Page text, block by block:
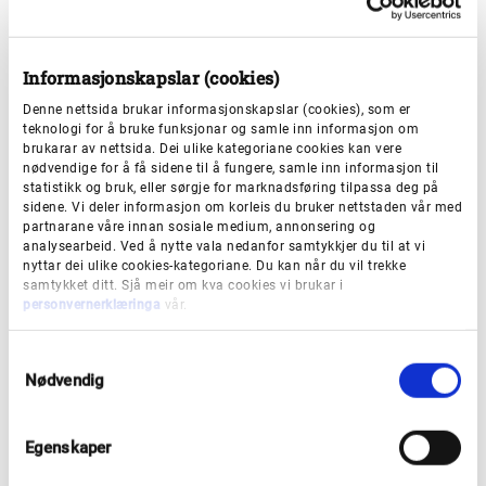
Informasjonskapslar (cookies)
Denne nettsida brukar informasjonskapslar (cookies), som er
teknologi for å bruke funksjonar og samle inn informasjon om
brukarar av nettsida. Dei ulike kategoriane cookies kan vere
nødvendige for å få sidene til å fungere, samle inn informasjon til
statistikk og bruk, eller sørgje for marknadsføring tilpassa deg på
sidene. Vi deler informasjon om korleis du bruker nettstaden vår med
partnarane våre innan sosiale medium, annonsering og
analysearbeid. Ved å nytte vala nedanfor samtykkjer du til at vi
nyttar dei ulike cookies-kategoriane. Du kan når du vil trekke
samtykket ditt. Sjå meir om kva cookies vi brukar i
personvernerklæringa vår.
Nødvendig
Egenskaper
InSchool (tidlegare Visma
sitt skuleadministrative system. Det skal
brukast av elevar, tilsette og føresette. Les meir